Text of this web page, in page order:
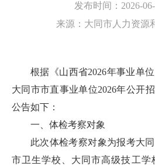
发布时间： 2026-
来源： 大同市人力资源
根据《山西省2026年事业单
大同市市直事业单位2026年公开
公告如下：
一、体检考察对象
此次体检考察对象为报考大
市卫生学校、大同市高级技工学